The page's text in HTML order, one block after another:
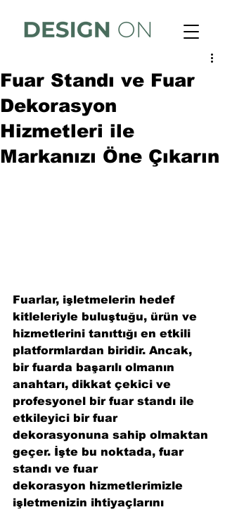
Fuar Standı ve Fuar
Dekorasyon
Hizmetleri ile
Markanızı Öne Çıkarın
Fuarlar, işletmelerin hedef
kitleleriyle buluştuğu, ürün ve
hizmetlerini tanıttığı en etkili
platformlardan biridir. Ancak,
bir fuarda başarılı olmanın
anahtarı, dikkat çekici ve
profesyonel bir fuar standı ile
etkileyici bir fuar
dekorasyonuna sahip olmaktan
geçer. İşte bu noktada, fuar
standı ve fuar
dekorasyon hizmetlerimizle
işletmenizin ihtiyaçlarını